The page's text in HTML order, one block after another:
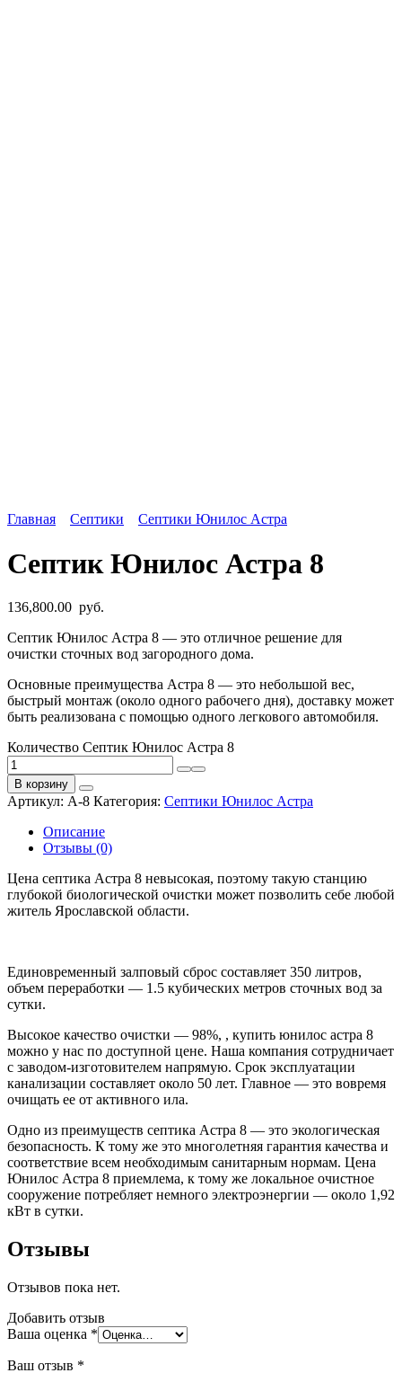
Главная Септики Септики Юнилос Астра
Септик Юнилос Астра 8
136,800.00 руб.
Септик Юнилос Астра 8 — это отличное решение для
очистки сточных вод загородного дома.
Основные преимущества Астра 8 — это небольшой вес,
быстрый монтаж (около одного рабочего дня), доставку может
быть реализована с помощью одного легкового автомобиля.
Количество Септик Юнилос Астра 8
В корзину
Артикул: А-8 Категория: Септики Юнилос Астра
Описание
Отзывы (0)
Цена септика Астра 8 невысокая, поэтому такую станцию
глубокой биологической очистки может позволить себе любой
житель Ярославской области.
Единовременный залповый сброс составляет 350 литров,
объем переработки — 1.5 кубических метров сточных вод за
сутки.
Высокое качество очистки — 98%, , купить юнилос астра 8
можно у нас по доступной цене. Наша компания сотрудничает
с заводом-изготовителем напрямую. Срок эксплуатации
канализации составляет около 50 лет. Главное — это вовремя
очищать ее от активного ила.
Одно из преимуществ септика Астра 8 — это экологическая
безопасность. К тому же это многолетняя гарантия качества и
соответствие всем необходимым санитарным нормам. Цена
Юнилос Астра 8 приемлема, к тому же локальное очистное
сооружение потребляет немного электроэнергии — около 1,92
кВт в сутки.
Отзывы
Отзывов пока нет.
Добавить отзыв
Ваша оценка *
Ваш отзыв *